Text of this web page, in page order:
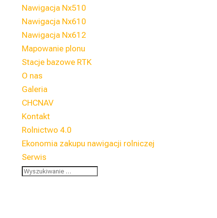
Nawigacja Nx510
Nawigacja Nx610
Nawigacja Nx612
Mapowanie plonu
Stacje bazowe RTK
O nas
Galeria
CHCNAV
Kontakt
Rolnictwo 4.0
Ekonomia zakupu nawigacji rolniczej
Serwis